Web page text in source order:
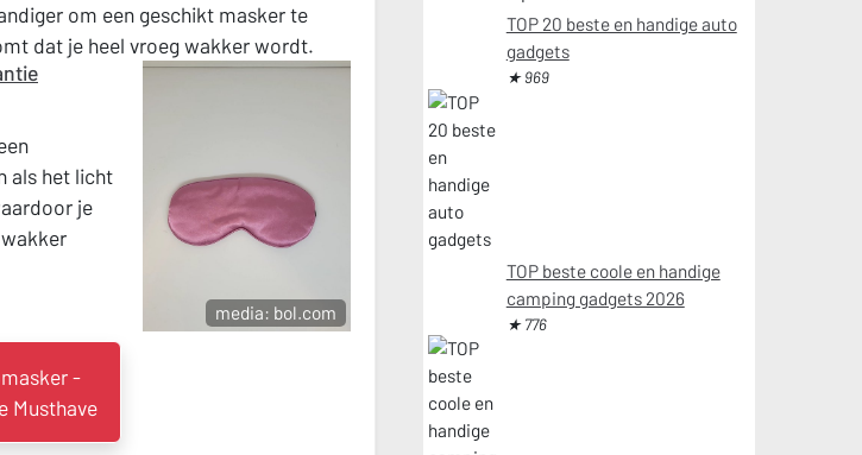
om een geschikt masker te
dat je heel vroeg wakker wordt.
als het licht
je
media: bol.com
-
Musthave
TOP 20 beste en handige auto
gadgets
★ 969
TOP beste coole en handige
camping gadgets 2026
★ 776